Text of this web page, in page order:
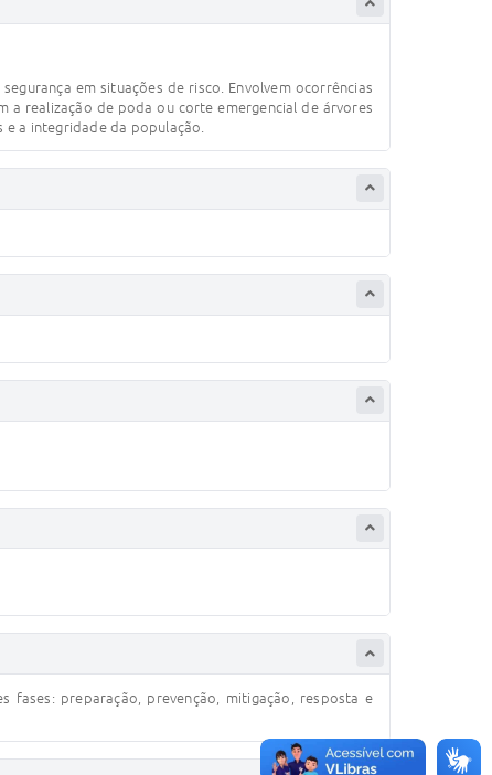
em situações de risco. Envolvem ocorrências
a realização de poda ou corte emergencial de árvores
a integridade da população.
fases: preparação, prevenção, mitigação, resposta e